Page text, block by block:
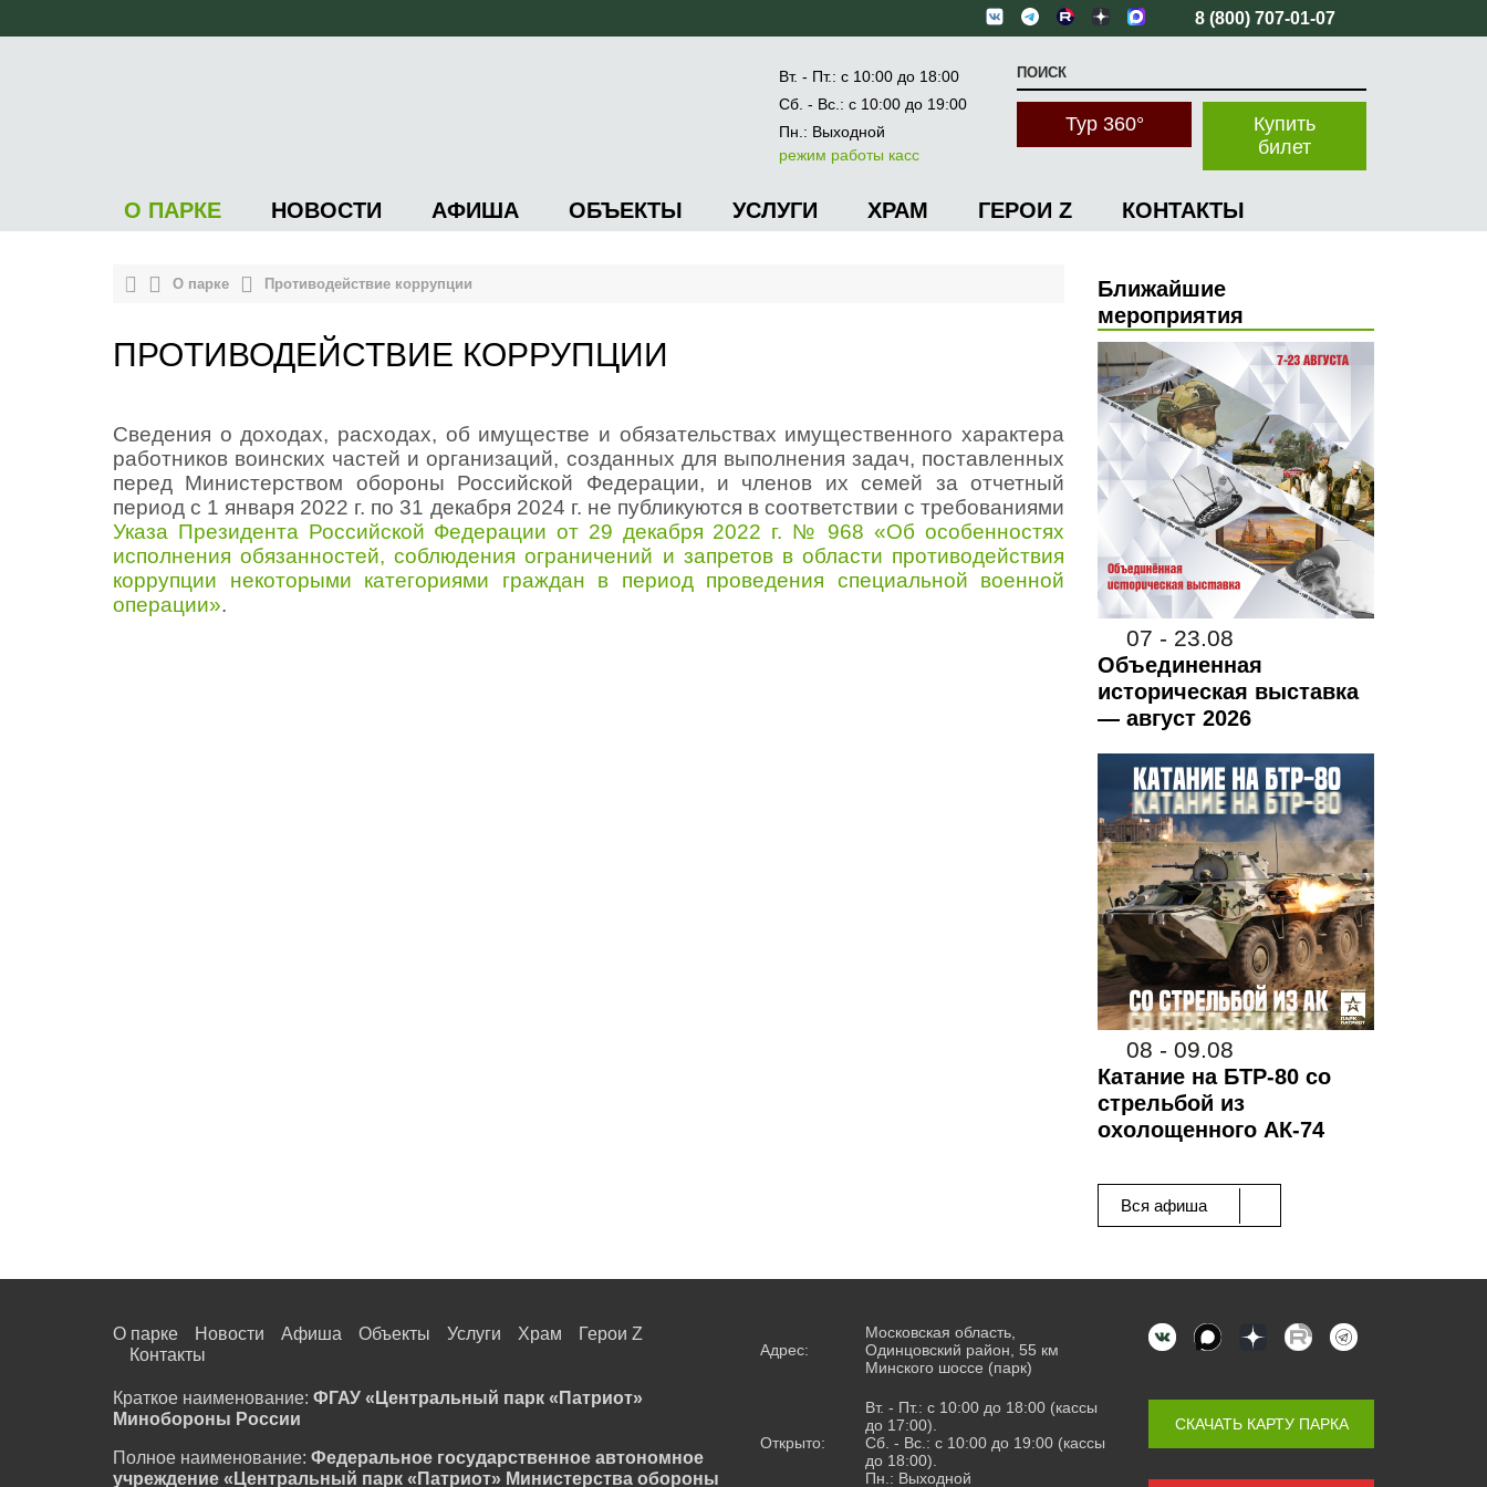
8 (800) 707-01-07
Вт. - Пт.: с 10:00 до 18:00
Сб. - Вс.: с 10:00 до 19:00
Пн.: Выходной
режим работы касс
Купить
билет
Тур 360°
О ПАРКЕ НОВОСТИ АФИША ОБЪЕКТЫ УСЛУГИ ХРАМ ГЕРОИ Z КОНТАКТЫ
О парке Противодействие коррупции
ПРОТИВОДЕЙСТВИЕ КОРРУПЦИИ
Сведения о доходах, расходах, об имуществе и обязательствах имущественного характера
работников воинских частей и организаций, созданных для выполнения задач, поставленных
перед Министерством обороны Российской Федерации, и членов их семей за отчетный
период с 1 января 2022 г. по 31 декабря 2024 г. не публикуются в соответствии с требованиями
Указа Президента Российской Федерации от 29 декабря 2022 г. № 968 «Об особенностях
исполнения обязанностей, соблюдения ограничений и запретов в области противодействия
коррупции некоторыми категориями граждан в период проведения специальной военной
операции».
Ближайшие
мероприятия
07 - 23.08
Объединенная
историческая выставка
— август 2026
08 - 09.08
Катание на БТР-80 со
стрельбой из
охолощенного АК-74
Вся афиша
О парке Новости Афиша Объекты Услуги Храм
Герои Z
Контакты
Краткое наименование: ФГАУ «Центральный парк «Патриот»
Минобороны России
Полное наименование: Федеральное государственное автономное
учреждение «Центральный парк «Патриот» Министерства обороны
Адрес:
Московская область,
Одинцовский район, 55 км
Минского шоссе (парк)
Открыто:
Вт. - Пт.: с 10:00 до 18:00 (кассы
до 17:00).
Сб. - Вс.: с 10:00 до 19:00 (кассы
до 18:00).
Пн.: Выходной
СКАЧАТЬ КАРТУ ПАРКА